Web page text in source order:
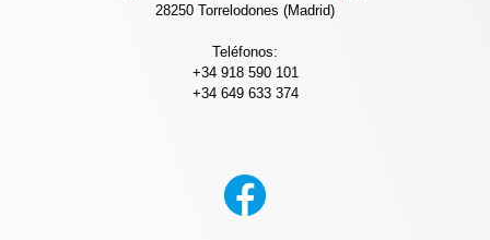
28250 Torrelodones (Madrid)
Teléfonos:
+34 918 590 101
+34 649 633 374